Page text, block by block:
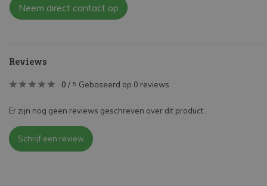
Neem direct contact op
Reviews
0 / 5 Gebaseerd op 0 reviews
Er zijn nog geen reviews geschreven over dit product..
Schrijf een review